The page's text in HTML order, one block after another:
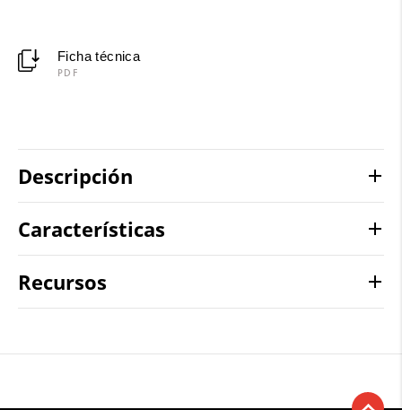
Ficha técnica
PDF
Descripción
Características
Recursos